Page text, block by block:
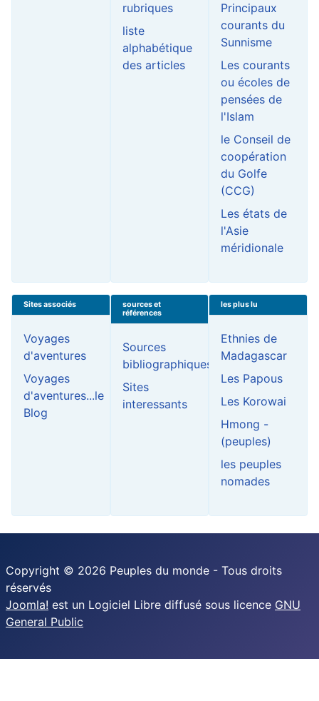
rubriques
liste
alphabétique
des articles
Principaux
courants du
Sunnisme
Les courants
ou écoles de
pensées de
l'Islam
le Conseil de
coopération
du Golfe
(CCG)
Les états de
l'Asie
méridionale
Sites associés
Voyages
d'aventures
Voyages
d'aventures...le
Blog
sources et
références
Sources
bibliographiques
Sites
interessants
les plus lu
Ethnies de
Madagascar
Les Papous
Les Korowai
Hmong -
(peuples)
les peuples
nomades
Copyright © 2026 Peuples du monde - Tous droits
réservés
Joomla! est un Logiciel Libre diffusé sous licence GNU
General Public